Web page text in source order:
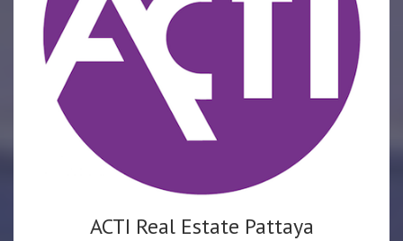
ACTI Real Estate Pattaya